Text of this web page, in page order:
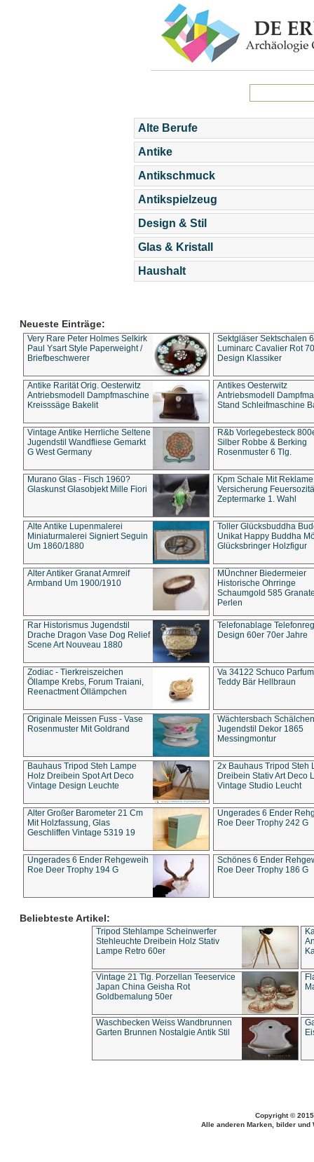
Alte Berufe
Antike
Antikschmuck
Antikspielzeug
Design & Stil
Glas & Kristall
Haushalt
Neueste Einträge:
Very Rare Peter Holmes Selkirk
Paul Ysart Style Paperweight /
Briefbeschwerer
Sektgläser Sektschalen
Luminarc Cavalier Rot
Design Klassiker
Antike Rarität Orig. Oesterwitz
Antriebsmodell Dampfmaschine
Kreisssäge Bakelit
Antikes Oesterwitz
Antriebsmodell
Stand Schleifmaschine
Vintage Antike Herrliche Seltene
Jugendstil Wandfliese Gemarkt
G West Germany
R&b Vorlegebesteck
Silber Robbe & Berking
Rosenmuster 6 Tlg.
Murano Glas - Fisch 1960?
Glaskunst Glasobjekt Mille Fiori
Kpm Schale Mit Reklame
Versicherung
Zeptermarke 1. Wahl
Alte Antike Lupenmalerei
Miniaturmalerei Signiert Seguin
Um 1860/1880
Toller Glücksbuddha
Unikat Happy Buddha
Glücksbringer Holzfigur
Alter Antiker Granat Armreif
Armband Um 1900/1910
MÜnchner Biedermeier
Historische Ohrringe
Schaumgold 585
Perlen
Rar Historismus Jugendstil
Drache Dragon Vase Dog Relief
Scene Art Nouveau 1880
Telefonablage
Design 60er 70er Jahre
Zodiac - Tierkreiszeichen
Öllampe Krebs, Forum Traiani,
Reenactment Öllämpchen
Va 34122 Schuco
Teddy Bär Hellbraun
Originale Meissen Fuss - Vase
Rosenmuster Mit Goldrand
Wächtersbach Schälchen
Jugendstil Dekor 1865
Messingmontur
Bauhaus Tripod Steh Lampe
Holz Dreibein Spot Art Deco
Vintage Design Leuchte
2x Bauhaus Tripod Steh
Dreibein Stativ Art Deco
Vintage Studio Leucht
Alter Großer Barometer 21 Cm
Mit Holzfassung, Glas
Geschliffen Vintage 5319 19
Ungerades 6 Ender
Roe Deer Trophy 242 G
Ungerades 6 Ender Rehgeweih
Roe Deer Trophy 194 G
Schönes 6 Ender
Roe Deer Trophy 186 G
Beliebteste Artikel:
Tripod Stehlampe Scheinwerfer
Stehleuchte Dreibein Holz Stativ
Lampe Retro 60er
Vintage 21 Tlg. Porzellan Teeservice
Japan China Geisha Rot
Goldbemalung 50er
Waschbecken Weiss Wandbrunnen
Garten Brunnen Nostalgie Antik Stil
Copyright ©
Alle anderen Marken, bilder und